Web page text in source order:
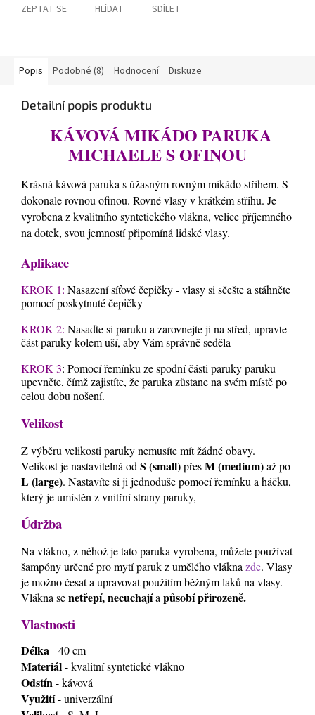
ZEPTAT SE HLÍDAT SDÍLET
Popis Podobné (8) Hodnocení Diskuze
Detailní popis produktu
KÁVOVÁ MIKÁDO PARUKA
MICHAELE S OFINOU
Krásná kávová paruka s úžasným rovným mikádo střihem. S
dokonale rovnou ofinou. Rovné vlasy v krátkém střihu. Je
vyrobena z kvalitního syntetického vlákna, velice příjemného
na dotek, svou jemností připomíná lidské vlasy.
Aplikace
KROK 1: Nasazení síťové čepičky - vlasy si sčešte a stáhněte
pomocí poskytnuté čepičky
KROK 2: Nasaďte si paruku a zarovnejte ji na střed, upravte
část paruky kolem uší, aby Vám správně seděla
KROK 3: Pomocí řemínku ze spodní části paruky paruku
upevněte, čímž zajistíte, že paruka zůstane na svém místě po
celou dobu nošení.
Velikost
Z výběru velikosti paruky nemusíte mít žádné obavy.
Velikost je nastavitelná od S (small)přesM (medium)až po
L (large). Nastavíte si ji jednoduše pomocí řemínku a háčku,
který je umístěn z vnitřní strany paruky,
Údržba
Na vlákno, z něhož je tato paruka vyrobena, můžete používat
šampóny určené pro mytí paruk z umělého vláknazde. Vlasy
je možno česat a upravovat použitím běžným laků na vlasy.
Vlákna senetřepí, necuchajíapůsobí přirozeně.
Vlastnosti
Délka- 40 cm
Materiál- kvalitní syntetické vlákno
Odstín- kávová
Využití- univerzální